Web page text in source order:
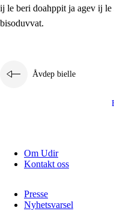
ij le beri doahppit ja agev ij
bisoduvvat.
Åvdep bielle
Om Udir
Kontakt oss
Presse
Nyhetsvarsel